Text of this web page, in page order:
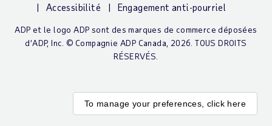
Accessibilité
Engagement anti-pourriel
ADP et le logo ADP sont des marques de commerce déposées
d’ADP, Inc. © Compagnie ADP Canada, 2026. TOUS DROITS
RÉSERVÉS.
To manage your preferences, click here